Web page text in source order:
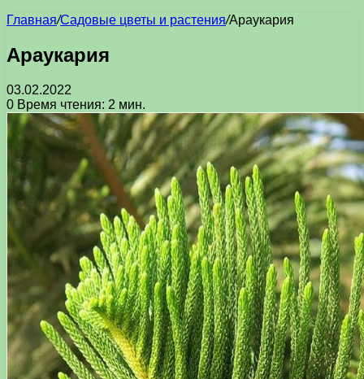
Главная/Садовые цветы и растения/Араукария
Араукария
03.02.2022
0 Время чтения: 2 мин.